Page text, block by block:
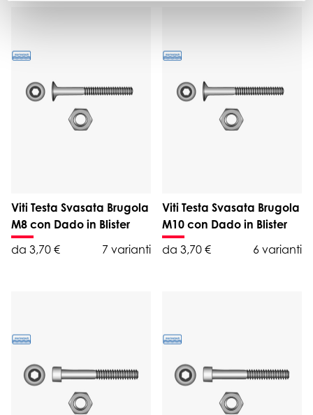
Viti Testa Svasata Brugola
M8 con Dado in Blister
da 3,70 €
7 varianti
Viti Testa Svasata Brugola
M10 con Dado in Blister
da 3,70 €
6 varianti